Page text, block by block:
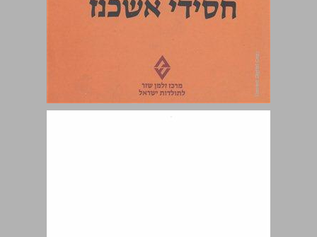
דת וחברה במשנתם של חסידי אשכנז ... 0